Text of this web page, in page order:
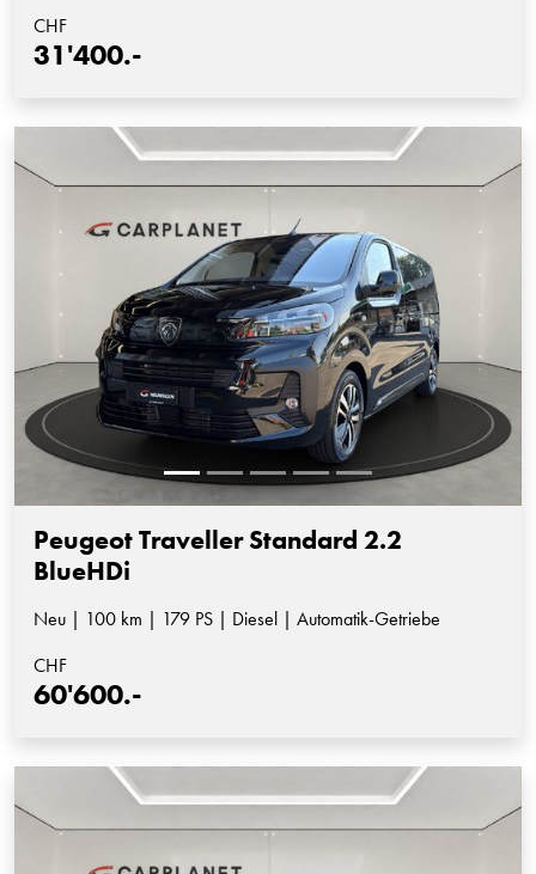
CHF
31'400.-
Peugeot Traveller Standard 2.2
BlueHDi
Neu | 100 km | 179 PS | Diesel | Automatik-Getriebe
CHF
60'600.-